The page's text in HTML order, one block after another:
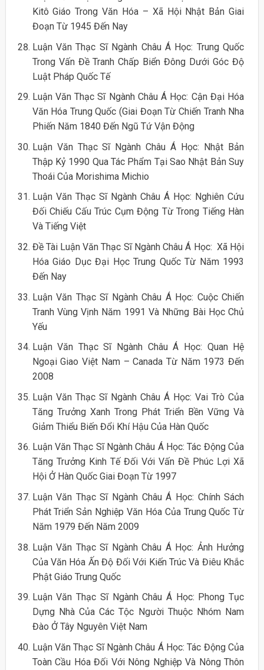
Kitô Giáo Trong Văn Hóa – Xã Hội Nhật Bản Giai
Đoạn Từ 1945 Đến Nay
Luận Văn Thạc Sĩ Ngành Châu Á Học: Trung Quốc
Trong Vấn Đề Tranh Chấp Biển Đông Dưới Góc Độ
Luật Pháp Quốc Tế
Luận Văn Thạc Sĩ Ngành Châu Á Học: Cận Đại Hóa
Văn Hóa Trung Quốc (Giai Đoạn Từ Chiến Tranh Nha
Phiến Năm 1840 Đến Ngũ Tứ Vận Động
Luận Văn Thạc Sĩ Ngành Châu Á Học: Nhật Bản
Thập Kỷ 1990 Qua Tác Phẩm Tại Sao Nhật Bản Suy
Thoái Của Morishima Michio
Luận Văn Thạc Sĩ Ngành Châu Á Học: Nghiên Cứu
Đối Chiếu Cấu Trúc Cụm Động Từ Trong Tiếng Hàn
Và Tiếng Việt
Đề Tài Luận Văn Thạc Sĩ Ngành Châu Á Học: Xã Hội
Hóa Giáo Dục Đại Học Trung Quốc Từ Năm 1993
Đến Nay
Luận Văn Thạc Sĩ Ngành Châu Á Học: Cuộc Chiến
Tranh Vùng Vịnh Năm 1991 Và Những Bài Học Chủ
Yếu
Luận Văn Thạc Sĩ Ngành Châu Á Học: Quan Hệ
Ngoại Giao Việt Nam – Canada Từ Năm 1973 Đến
2008
Luận Văn Thạc Sĩ Ngành Châu Á Học: Vai Trò Của
Tăng Trưởng Xanh Trong Phát Triển Bền Vững Và
Giảm Thiểu Biến Đổi Khí Hậu Của Hàn Quốc
Luận Văn Thạc Sĩ Ngành Châu Á Học: Tác Động Của
Tăng Trưởng Kinh Tế Đối Với Vấn Đề Phúc Lợi Xã
Hội Ở Hàn Quốc Giai Đoạn Từ 1997
Luận Văn Thạc Sĩ Ngành Châu Á Học: Chính Sách
Phát Triển Sản Nghiệp Văn Hóa Của Trung Quốc Từ
Năm 1979 Đến Năm 2009
Luận Văn Thạc Sĩ Ngành Châu Á Học: Ảnh Hưởng
Của Văn Hóa Ấn Độ Đối Với Kiến Trúc Và Điêu Khắc
Phật Giáo Trung Quốc
Luận Văn Thạc Sĩ Ngành Châu Á Học: Phong Tục
Dựng Nhà Của Các Tộc Người Thuộc Nhóm Nam
Đào Ở Tây Nguyên Việt Nam
Luận Văn Thạc Sĩ Ngành Châu Á Học: Tác Động Của
Toàn Cầu Hóa Đối Với Nông Nghiệp Và Nông Thôn